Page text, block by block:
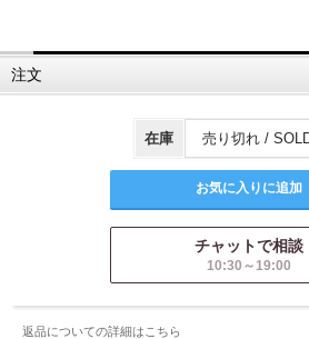
注文
在庫 売り切れ /
チャットで相談
10:30～19:00
返品についての詳細はこちら